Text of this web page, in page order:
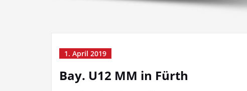
1. April 2019
Bay. U12 MM in Fürth